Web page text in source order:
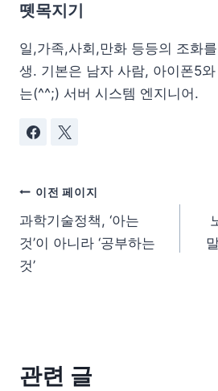
뗏목지기
일,가족,사회,만화 등등의 조화
생. 기본은 남자 사람, 아이폰5
는(^^;) 서버 시스템 엔지니어.
이전 페이지
과학기술정책, ‘아는
것’이 아니라 ‘공부하는
것’
관련 글